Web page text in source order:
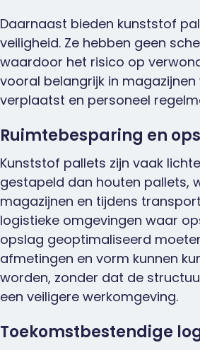
Daarnaast bieden kunststof
veiligheid. Ze hebben geen
waardoor het risico op
vooral belangrijk in
verplaatst en personeel
Ruimtebesparing en
Kunststof pallets zijn vaak
gestapeld dan houten pallets,
magazijnen en tijdens
logistieke omgevingen waar
opslag geoptimaliseerd
afmetingen en vorm kunnen
worden, zonder dat de
een veiligere werkomgeving.
Toekomstbestendige